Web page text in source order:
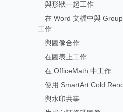
與形狀一起工作
在 Word 文檔中與
工作
與圖像合作
在圖表上工作
在 OfficeMath 中工作
使用 SmartArt Cold
與水印共事